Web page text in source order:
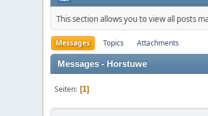
This section allows you to view all posts
Messages Topics Attachments
Messages - Horstuwe
Seiten 1